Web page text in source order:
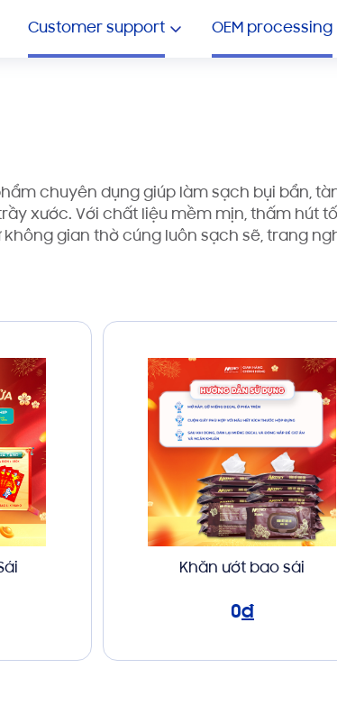
Customer support Showroom ô tô
OEM processing
OEM TOILET PAPER
chuyên dụng giúp làm sạch bụi bẩn,
xước. Với chất liệu mềm mịn, thấm hút
không gian thờ cúng luôn sạch sẽ, trang
Khăn ướt bao sái
0đ